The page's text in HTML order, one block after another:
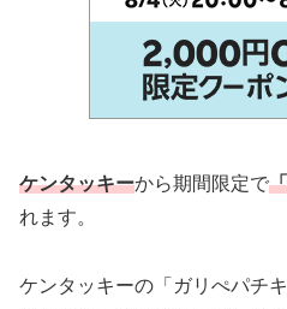
ケンタッキーから期間限定で
れます。
ケンタッキーの「ガリぺパチ